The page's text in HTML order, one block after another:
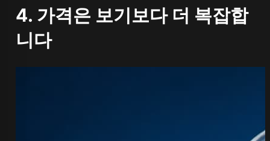
4. 가격은 보기보다 더 복잡합
니다